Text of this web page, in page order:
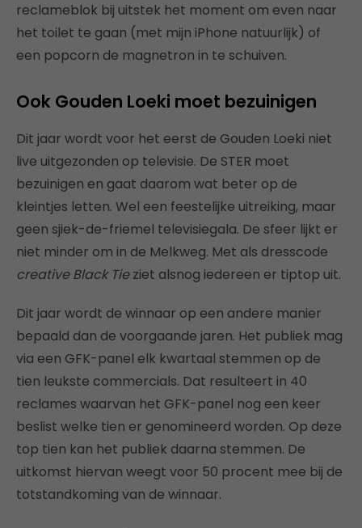
reclameblok bij uitstek het moment om even naar
het toilet te gaan (met mijn iPhone natuurlijk) of
een popcorn de magnetron in te schuiven.
Ook Gouden Loeki moet bezuinigen
Dit jaar wordt voor het eerst de Gouden Loeki niet
live uitgezonden op televisie. De STER moet
bezuinigen en gaat daarom wat beter op de
kleintjes letten. Wel een feestelijke uitreiking, maar
geen sjiek-de-friemel televisiegala. De sfeer lijkt er
niet minder om in de Melkweg. Met als dresscode
creative Black Tieziet alsnog iedereen er tiptop uit.
Dit jaar wordt de winnaar op een andere manier
bepaald dan de voorgaande jaren. Het publiek mag
via een GFK-panel elk kwartaal stemmen op de
tien leukste commercials. Dat resulteert in 40
reclames waarvan het GFK-panel nog een keer
beslist welke tien er genomineerd worden. Op deze
top tien kan het publiek daarna stemmen. De
uitkomst hiervan weegt voor 50 procent mee bij de
totstandkoming van de winnaar.